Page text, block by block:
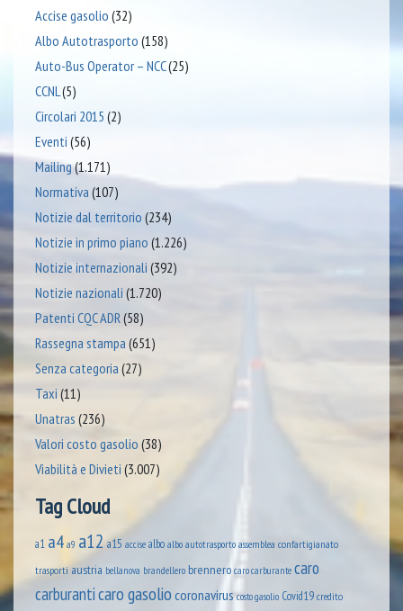
Accise gasolio (32)
Albo Autotrasporto (158)
Auto-Bus Operator – NCC(25)
CCNL(5)
Circolari 2015 (2)
Eventi (56)
Mailing(1.171)
Normativa (107)
Notizie dal territorio (234)
Notizie in primo piano (1.226)
Notizie internazionali (392)
Notizie nazionali (1.720)
Patenti CQC ADR(58)
Rassegna stampa (651)
Senza categoria (27)
Taxi (11)
Unatras (236)
Valori costo gasolio (38)
Viabilità e Divieti (3.007)
Tag Cloud
a1 a4 a9 a12a15 accise albo albo autotrasporto assemblea confartigianato
trasportiaustria bellanova brandellero brennero caro carburante caro
carburanticaro gasoliocoronavirus costo gasolio Covid19credito